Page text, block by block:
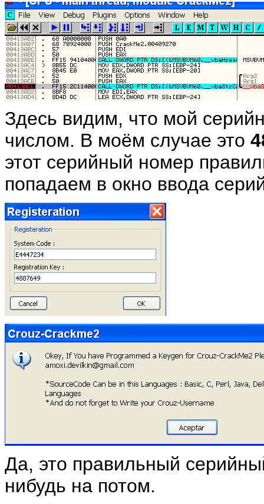
Здесь видим, что мой
числом. В моём случае это
этот серийный номер
попадаем в окно ввода
Да, это правильный
нибудь на потом.